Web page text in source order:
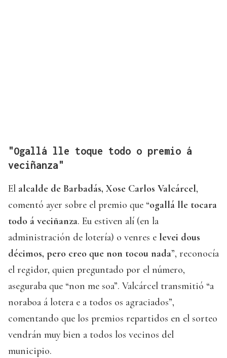
"Ogallá lle toque todo o premio á
veciñanza"
El alcalde de Barbadás, Xose Carlos Valcárcel,
comentó ayer sobre el premio que “ogallá lle tocara
todo á veciñanza. Eu estiven alí (en la
administración de lotería) o venres e levei dous
décimos, pero creo que non tocou nada”, reconocía
el regidor, quien preguntado por el número,
aseguraba que “non me soa”. Valcárcel transmitió “a
noraboa á lotera e a todos os agraciados”,
comentando que los premios repartidos en el sorteo
vendrán muy bien a todos los vecinos del
municipio.